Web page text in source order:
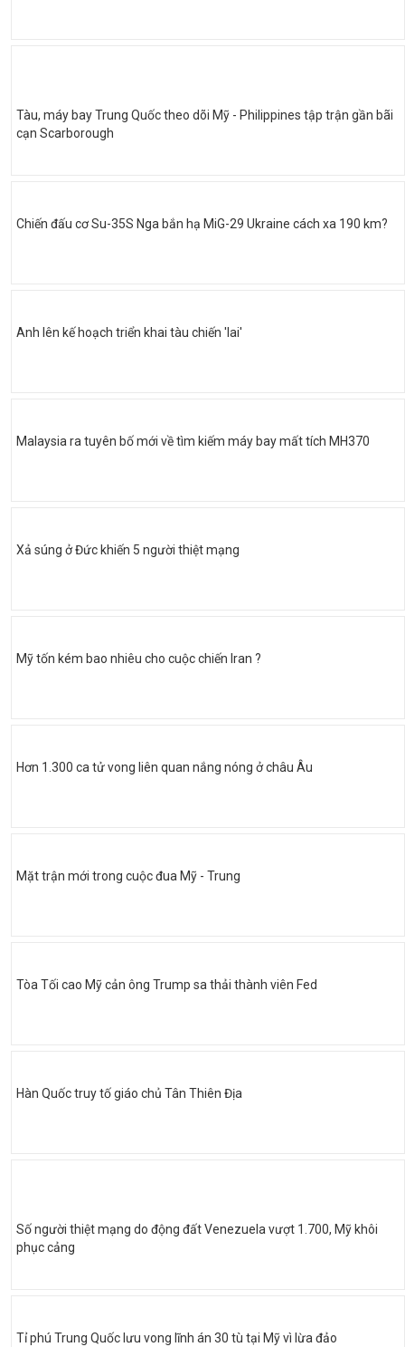
Tàu, máy bay Trung Quốc theo dõi Mỹ - Philippines tập trận gần bãi
cạn Scarborough
Chiến đấu cơ Su-35S Nga bắn hạ MiG-29 Ukraine cách xa 190 km?
Anh lên kế hoạch triển khai tàu chiến 'lai'
Malaysia ra tuyên bố mới về tìm kiếm máy bay mất tích MH370
Xả súng ở Đức khiến 5 người thiệt mạng
Mỹ tốn kém bao nhiêu cho cuộc chiến Iran ?
Hơn 1.300 ca tử vong liên quan nắng nóng ở châu Âu
Mặt trận mới trong cuộc đua Mỹ - Trung
Tòa Tối cao Mỹ cản ông Trump sa thải thành viên Fed
Hàn Quốc truy tố giáo chủ Tân Thiên Địa
Số người thiệt mạng do động đất Venezuela vượt 1.700, Mỹ khôi
phục cảng
Tỉ phú Trung Quốc lưu vong lĩnh án 30 tù tại Mỹ vì lừa đảo